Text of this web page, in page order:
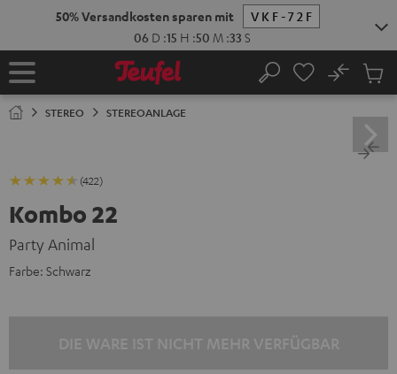
Startseite Suche
No
STEREO STEREOANLAGE
(422)
Kombo 22
Party Animal
Farbe: Schwarz